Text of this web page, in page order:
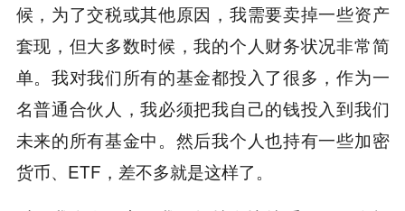
候，为了交税或其他原因，我需要卖掉一些资产
套现，但大多数时候，我的个人财务状况非常简
单。我对我们所有的基金都投入了很多，作为一
名普通合伙人，我必须把我自己的钱投入到我们
未来的所有基金中。然后我个人也持有一些加密
货币、ETF，差不多就是这样了。